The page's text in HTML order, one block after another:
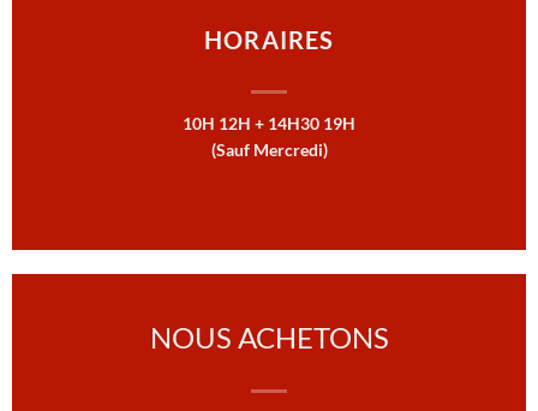
HORAIRES
10H 12H + 14H30 19H
(Sauf Mercredi)
NOUS ACHETONS